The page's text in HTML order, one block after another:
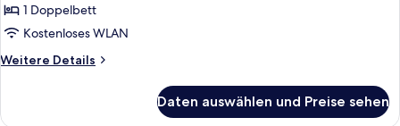
Poolblick
anzeigen
1 Doppelbett
Kostenloses WLAN
Weitere Details
Weitere
Daten auswählen und Preise sehen